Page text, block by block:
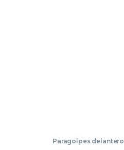
Paragolpes delantero